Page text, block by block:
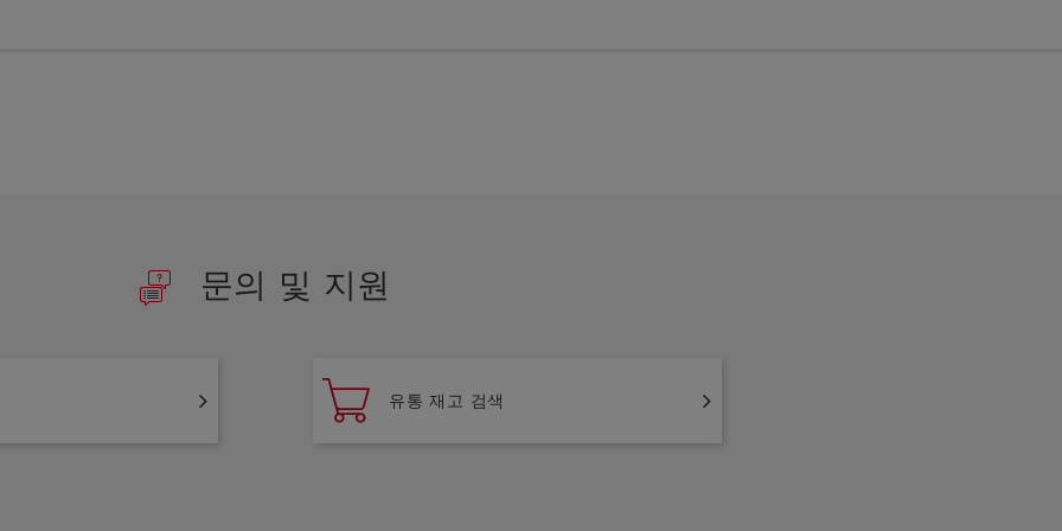
문의 및 지원
유통 재고 검색